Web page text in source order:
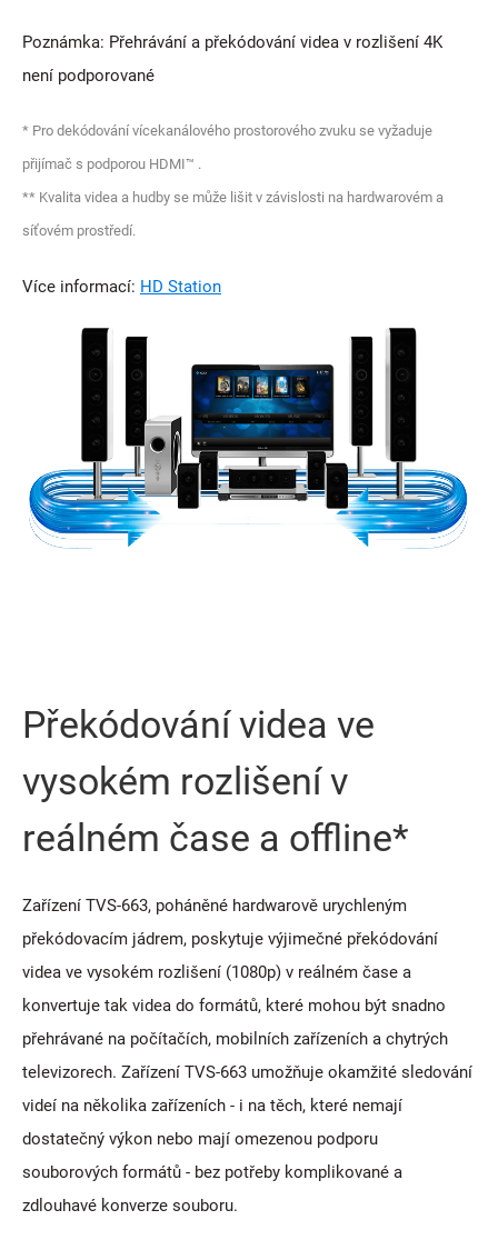
Poznámka: Přehrávání a překódování videa v rozlišení 4K
není podporované
* Pro dekódování vícekanálového prostorového zvuku se vyžaduje
přijímač s podporou HDMI™ .
** Kvalita videa a hudby se může lišit v závislosti na hardwarovém a
síťovém prostředí.
Více informací: HD Station
Překódování videa ve
vysokém rozlišení v
reálném čase a offline*
Zařízení TVS-663, poháněné hardwarově urychleným
překódovacím jádrem, poskytuje výjimečné překódování
videa ve vysokém rozlišení (1080p) v reálném čase a
konvertuje tak videa do formátů, které mohou být snadno
přehrávané na počítačích, mobilních zařízeních a chytrých
televizorech. Zařízení TVS-663 umožňuje okamžité sledování
videí na několika zařízeních - i na těch, které nemají
dostatečný výkon nebo mají omezenou podporu
souborových formátů - bez potřeby komplikované a
zdlouhavé konverze souboru.